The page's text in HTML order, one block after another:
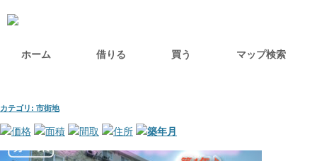
ホーム 借りる 買う マップ検索
カテゴリ: 市街地
価格 面積 間取 住所 築年月